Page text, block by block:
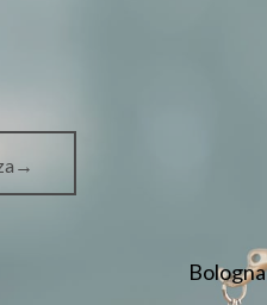
Bologna